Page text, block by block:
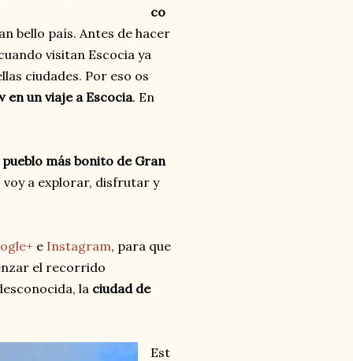
co
bello país. Antes de hacer
visitan Escocia ya
ciudades. Por eso os
en un viaje a Escocia. En
más bonito de Gran
a explorar, disfrutar y
e Instagram, para que
el recorrido
la ciudad de
Est